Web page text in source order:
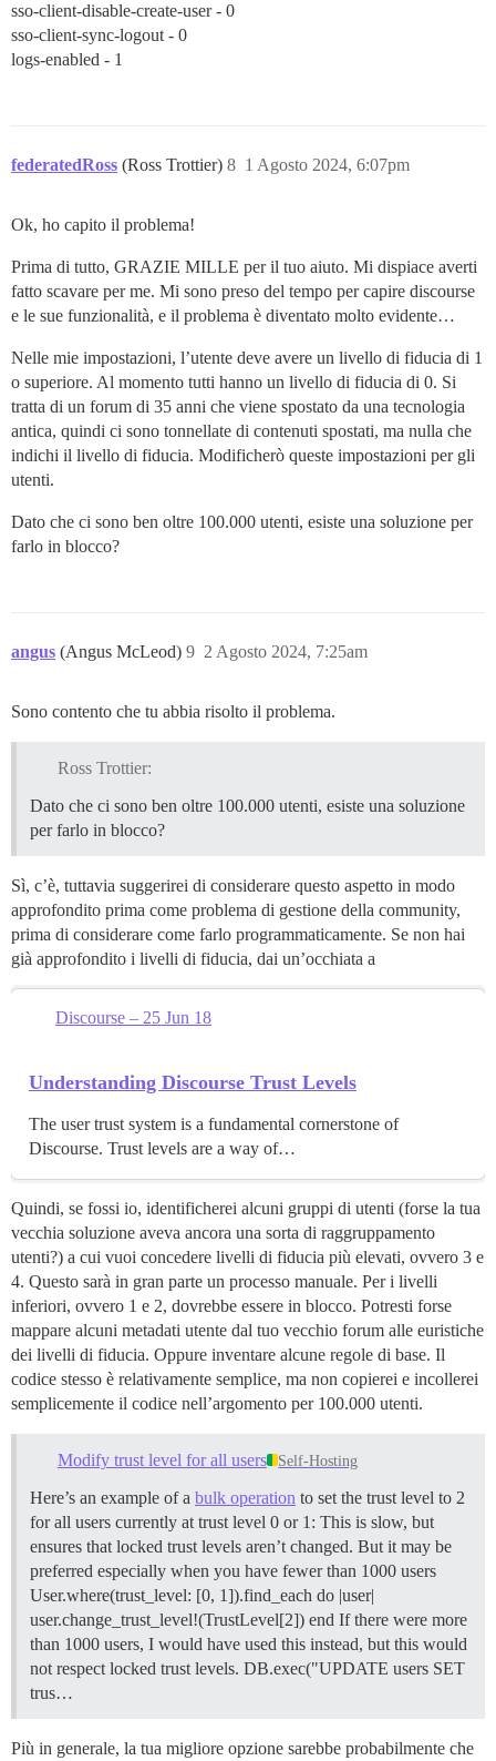
sso-client-disable-create-user - 0
sso-client-sync-logout - 0
logs-enabled - 1
federatedRoss (Ross Trottier) 1 Agosto 2024, 6:07pm
8
Ok, ho capito il problema!
Prima di tutto, GRAZIE MILLE per il tuo aiuto. Mi dispiace averti
fatto scavare per me. Mi sono preso del tempo per capire discourse
e le sue funzionalità, e il problema è diventato molto evidente…
Nelle mie impostazioni, l’utente deve avere un livello di fiducia di 1
o superiore. Al momento tutti hanno un livello di fiducia di 0. Si
tratta di un forum di 35 anni che viene spostato da una tecnologia
antica, quindi ci sono tonnellate di contenuti spostati, ma nulla che
indichi il livello di fiducia. Modificherò queste impostazioni per gli
utenti.
Dato che ci sono ben oltre 100.000 utenti, esiste una soluzione per
farlo in blocco?
angus (Angus McLeod) 2 Agosto 2024, 7:25am
9
Sono contento che tu abbia risolto il problema.
Ross Trottier:
Dato che ci sono ben oltre 100.000 utenti, esiste una soluzione
per farlo in blocco?
Sì, c’è, tuttavia suggerirei di considerare questo aspetto in modo
approfondito prima come problema di gestione della community,
prima di considerare come farlo programmaticamente. Se non hai
già approfondito i livelli di fiducia, dai un’occhiata a
Discourse – 25 Jun 18
Understanding Discourse Trust Levels
The user trust system is a fundamental cornerstone of
Discourse. Trust levels are a way of…
Quindi, se fossi io, identificherei alcuni gruppi di utenti (forse la tua
vecchia soluzione aveva ancora una sorta di raggruppamento
utenti?) a cui vuoi concedere livelli di fiducia più elevati, ovvero 3 e
4. Questo sarà in gran parte un processo manuale. Per i livelli
inferiori, ovvero 1 e 2, dovrebbe essere in blocco. Potresti forse
mappare alcuni metadati utente dal tuo vecchio forum alle euristiche
dei livelli di fiducia. Oppure inventare alcune regole di base. Il
codice stesso è relativamente semplice, ma non copierei e incollerei
semplicemente il codice nell’argomento per 100.000 utenti.
Modify trust level for all users Self-Hosting
Here’s an example of a bulk operation to set the trust level to 2
for all users currently at trust level 0 or 1: This is slow, but
ensures that locked trust levels aren’t changed. But it may be
preferred especially when you have fewer than 1000 users
User.where(trust_level: [0, 1]).find_each do |user|
user.change_trust_level!(TrustLevel[2]) end If there were more
than 1000 users, I would have used this instead, but this would
not respect locked trust levels. DB.exec("UPDATE users SET
trus…
Più in generale, la tua migliore opzione sarebbe probabilmente che